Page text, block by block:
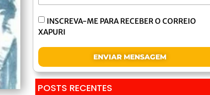
INSCREVA-ME PARA RECEBER O CORREIO
XAPURI
ENVIAR MENSAGEM
POSTS RECENTES